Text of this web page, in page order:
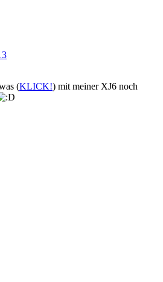
(KLICK!) mit meiner XJ6 noch